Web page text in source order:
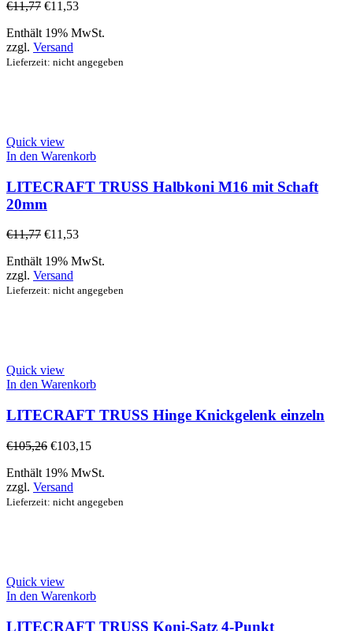
€11,77 €11,53
Enthält 19% MwSt.
zzgl. Versand
Lieferzeit: nicht angegeben
Quick view
In den Warenkorb
LITECRAFT TRUSS Halbkoni M16 mit Schaft
20mm
€11,77 €11,53
Enthält 19% MwSt.
zzgl. Versand
Lieferzeit: nicht angegeben
Quick view
In den Warenkorb
LITECRAFT TRUSS Hinge Knickgelenk einzeln
€105,26 €103,15
Enthält 19% MwSt.
zzgl. Versand
Lieferzeit: nicht angegeben
Quick view
In den Warenkorb
LITECRAFT TRUSS Koni-Satz 4-Punkt